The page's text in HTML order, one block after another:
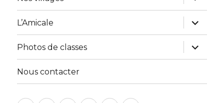
le
sous-
menu
L’Amicale
ouvrir
le
sous-
menu
Photos de classes
ouvrir
le
sous-
Nous contacter